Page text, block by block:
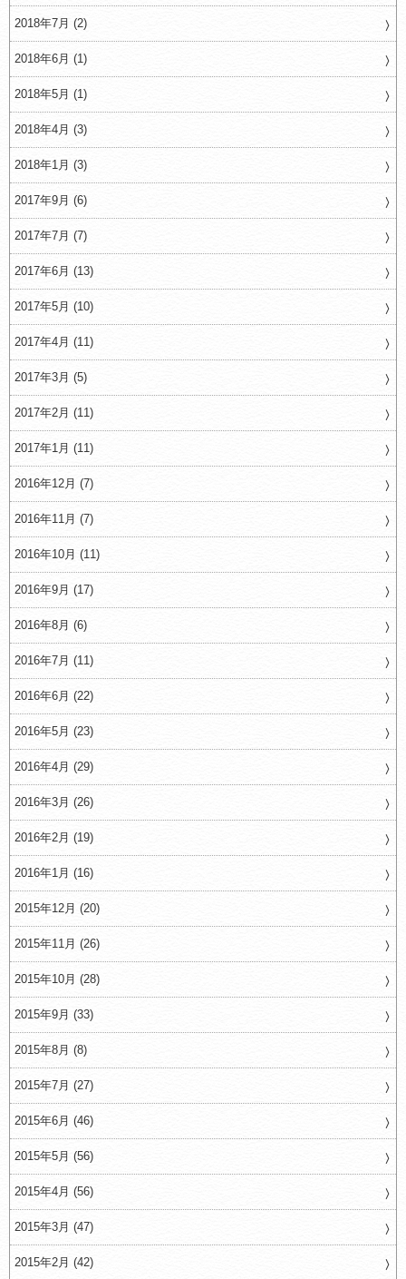
2018年7月 (2)
2018年6月 (1)
2018年5月 (1)
2018年4月 (3)
2018年1月 (3)
2017年9月 (6)
2017年7月 (7)
2017年6月 (13)
2017年5月 (10)
2017年4月 (11)
2017年3月 (5)
2017年2月 (11)
2017年1月 (11)
2016年12月 (7)
2016年11月 (7)
2016年10月 (11)
2016年9月 (17)
2016年8月 (6)
2016年7月 (11)
2016年6月 (22)
2016年5月 (23)
2016年4月 (29)
2016年3月 (26)
2016年2月 (19)
2016年1月 (16)
2015年12月 (20)
2015年11月 (26)
2015年10月 (28)
2015年9月 (33)
2015年8月 (8)
2015年7月 (27)
2015年6月 (46)
2015年5月 (56)
2015年4月 (56)
2015年3月 (47)
2015年2月 (42)